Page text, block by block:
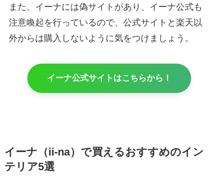
また、イーナには偽サイトがあり、イーナ公式も
注意喚起を行っているので、公式サイトと楽天以
外からは購入しないように気をつけましょう。
イーナ公式サイトはこちらから！
イーナ（ii-na）で買えるおすすめのイン
テリア5選